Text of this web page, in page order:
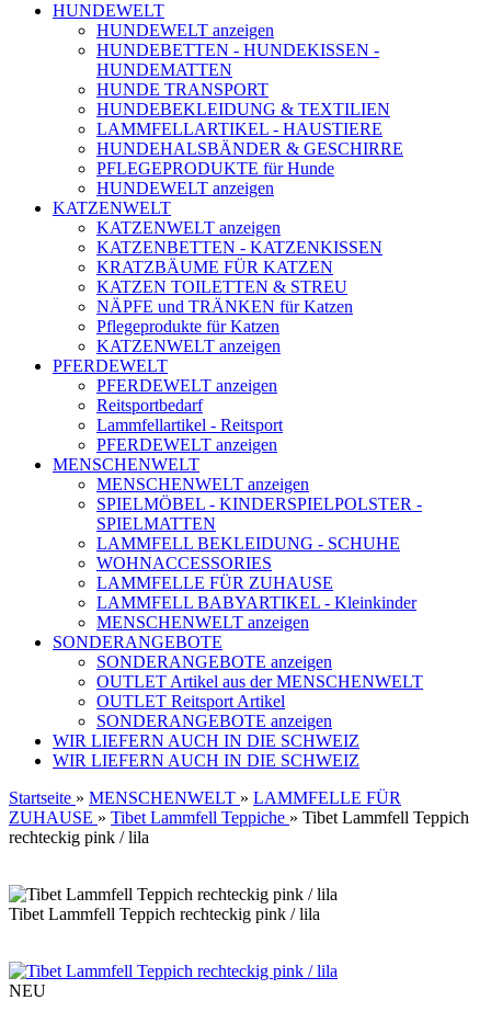
HUNDEWELT
HUNDEWELT anzeigen
HUNDEBETTEN - HUNDEKISSEN -
HUNDEMATTEN
HUNDE TRANSPORT
HUNDEBEKLEIDUNG & TEXTILIEN
LAMMFELLARTIKEL - HAUSTIERE
HUNDEHALSBÄNDER & GESCHIRRE
PFLEGEPRODUKTE für Hunde
HUNDEWELT anzeigen
KATZENWELT
KATZENWELT anzeigen
KATZENBETTEN - KATZENKISSEN
KRATZBÄUME FÜR KATZEN
KATZEN TOILETTEN & STREU
NÄPFE und TRÄNKEN für Katzen
Pflegeprodukte für Katzen
KATZENWELT anzeigen
PFERDEWELT
PFERDEWELT anzeigen
Reitsportbedarf
Lammfellartikel - Reitsport
PFERDEWELT anzeigen
MENSCHENWELT
MENSCHENWELT anzeigen
SPIELMÖBEL - KINDERSPIELPOLSTER -
SPIELMATTEN
LAMMFELL BEKLEIDUNG - SCHUHE
WOHNACCESSORIES
LAMMFELLE FÜR ZUHAUSE
LAMMFELL BABYARTIKEL - Kleinkinder
MENSCHENWELT anzeigen
SONDERANGEBOTE
SONDERANGEBOTE anzeigen
OUTLET Artikel aus der MENSCHENWELT
OUTLET Reitsport Artikel
SONDERANGEBOTE anzeigen
WIR LIEFERN AUCH IN DIE SCHWEIZ
WIR LIEFERN AUCH IN DIE SCHWEIZ
Startseite » MENSCHENWELT » LAMMFELLE FÜR
ZUHAUSE » Tibet Lammfell Teppiche » Tibet Lammfell Teppich
rechteckig pink / lila
Tibet Lammfell Teppich rechteckig pink / lila
NEU